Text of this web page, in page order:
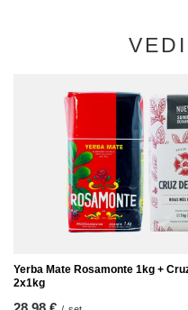
Yerba Mate Rosamonte 1kg +
2x1kg